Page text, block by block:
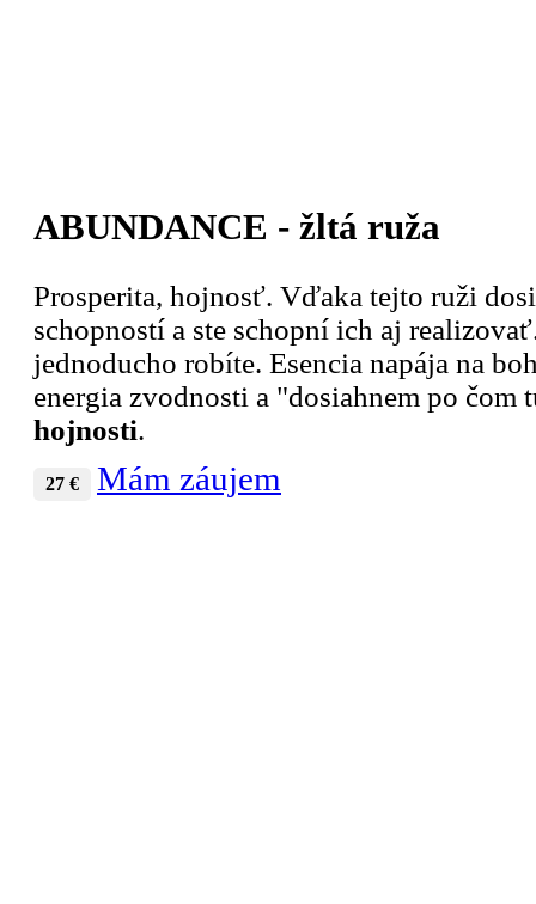
ABUNDANCE - žltá ruža
Prosperita, hojnosť. Vďaka tejto ruži
schopností a ste schopní ich aj
jednoducho robíte. Esencia napája na
energia zvodnosti a "dosiahnem po čom
hojnosti.
27 € Mám záujem